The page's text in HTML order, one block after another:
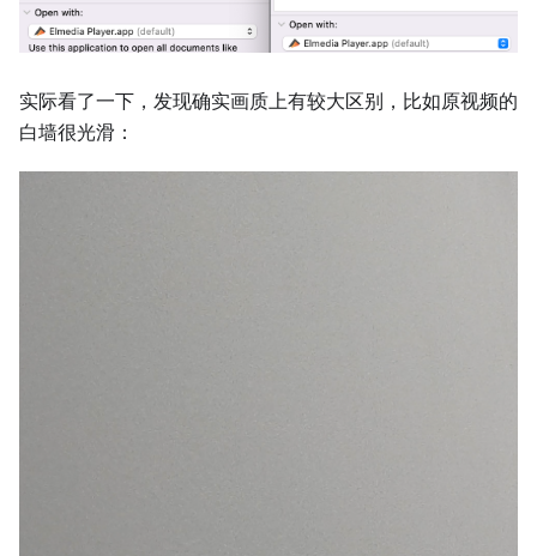
实际看了一下，发现确实画质上有较大区别，比如原视频的
白墙很光滑：